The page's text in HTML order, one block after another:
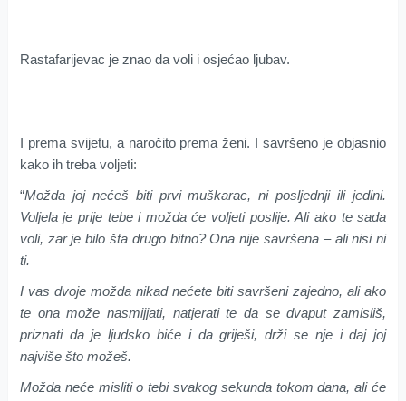
Rastafarijevac je znao da voli i osjećao ljubav.
I prema svijetu, a naročito prema ženi. I savršeno je objasnio
kako ih treba voljeti:
“Možda joj nećeš biti prvi muškarac, ni posljednji ili jedini.
Voljela je prije tebe i možda će voljeti poslije. Ali ako te sada
voli, zar je bilo šta drugo bitno? Ona nije savršena – ali nisi ni
ti.
I vas dvoje možda nikad nećete biti savršeni zajedno, ali ako
te ona može nasmijjati, natjerati te da se dvaput zamisliš,
priznati da je ljudsko biće i da griješi, drži se nje i daj joj
najviše što možeš.
Možda neće misliti o tebi svakog sekunda tokom dana, ali će